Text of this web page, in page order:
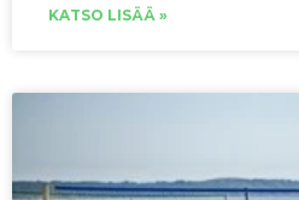
KATSO LISÄÄ »